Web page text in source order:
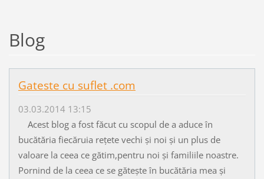
Blog
Gateste cu suflet .com
03.03.2014 13:15
Acest blog a fost făcut cu scopul de a aduce în
bucătăria fiecăruia rețete vechi și noi și un plus de
valoare la ceea ce gătim,pentru noi și familiile noastre.
Pornind de la ceea ce se gătește în bucătăria mea și